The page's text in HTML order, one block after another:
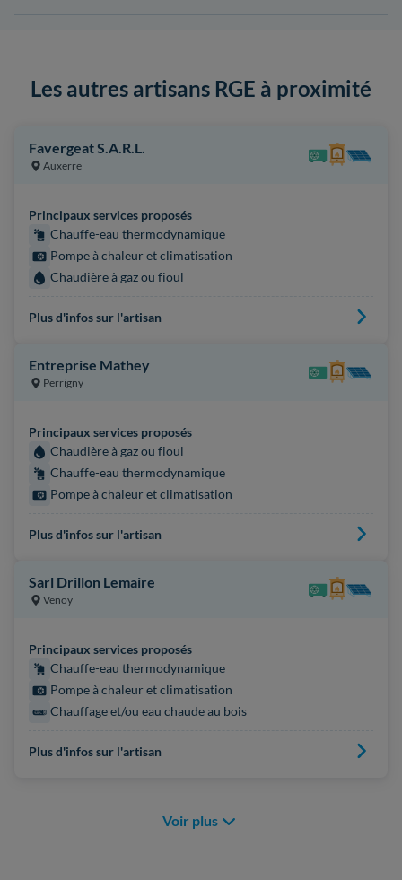
Les autres artisans RGE à proximité
Favergeat S.A.R.L.
Auxerre
Principaux services proposés
Chauffe-eau thermodynamique
Pompe à chaleur et climatisation
Chaudière à gaz ou fioul
Plus d'infos sur l'artisan
Entreprise Mathey
Perrigny
Principaux services proposés
Chaudière à gaz ou fioul
Chauffe-eau thermodynamique
Pompe à chaleur et climatisation
Plus d'infos sur l'artisan
Sarl Drillon Lemaire
Venoy
Principaux services proposés
Chauffe-eau thermodynamique
Pompe à chaleur et climatisation
Chauffage et/ou eau chaude au bois
Plus d'infos sur l'artisan
Voir plus